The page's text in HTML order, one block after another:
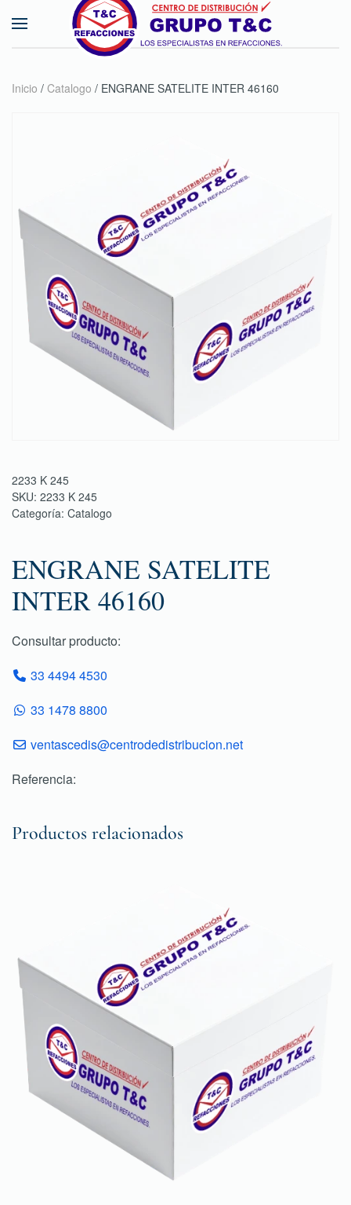
Skip to main content
Inicio / Catalogo / ENGRANE SATELITE INTER 46160
2233 K 245
SKU: 2233 K 245
Categoría: Catalogo
ENGRANE SATELITE
INTER 46160
Consultar producto:
33 4494 4530
33 1478 8800
ventascedis@centrodedistribucion.net
Referencia:
Productos relacionados